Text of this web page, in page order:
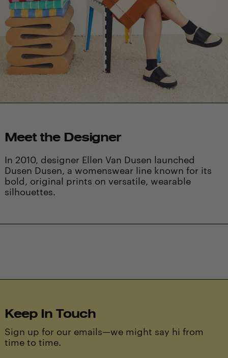
Meet the Designer
In 2010, designer Ellen Van Dusen launched
Dusen Dusen, a womenswear line known for its
bold, original prints on versatile, wearable
silhouettes.
Keep In Touch
Sign up for our emails—we might say hi from
time to time.